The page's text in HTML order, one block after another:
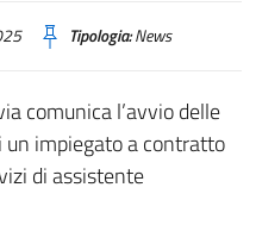
Tipologia:News
comunica l’avvio delle
un impiegato a contratto
di assistente